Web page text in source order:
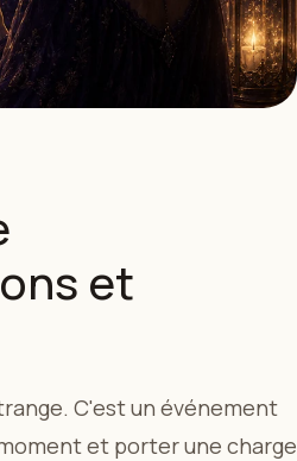
et
C'est un événement
et porter une charge